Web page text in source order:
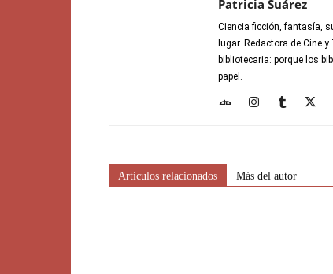
Patricia Suárez
Ciencia ficción, fantasía,
lugar. Redactora de Cine
bibliotecaria: porque los
papel.
Artículos relacionados Más del autor